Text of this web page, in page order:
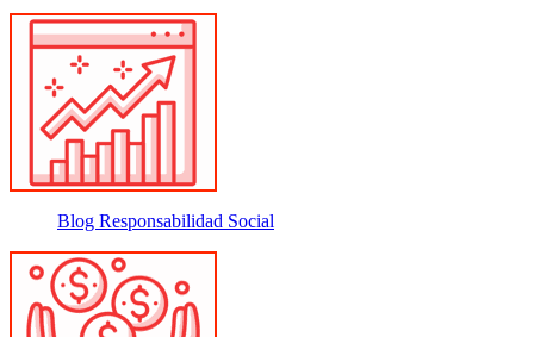
Blog Responsabilidad Social